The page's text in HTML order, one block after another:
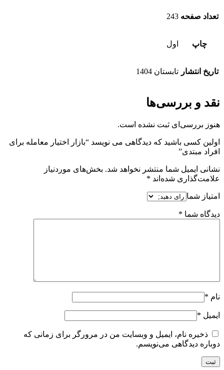
تعداد صفحه 243
چاپ اول
تاریخ انتشار تابستان 1404
نقد و بررسی‌ها
هنوز بررسی‌ای ثبت نشده است.
اولین کسی باشید که دیدگاهی می نویسد “بازار اختیار معامله برای
افراد مبتدی”
نشانی ایمیل شما منتشر نخواهد شد. بخش‌های موردنیاز
علامت‌گذاری شده‌اند *
امتیاز شما
دیدگاه شما *
نام *
ایمیل *
ذخیره نام، ایمیل و وبسایت من در مرورگر برای زمانی که
دوباره دیدگاهی می‌نویسم.